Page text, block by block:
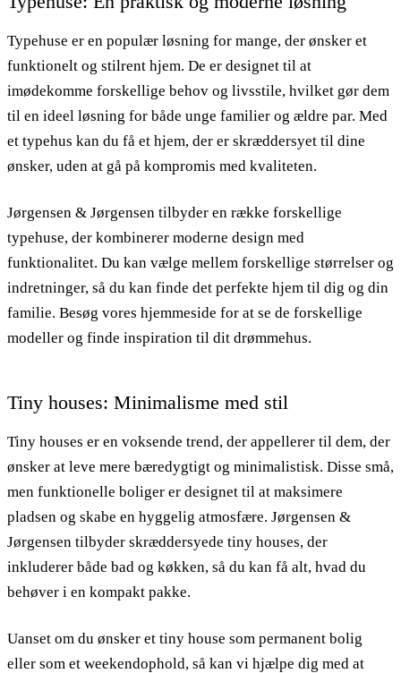
Typehuse er en populær løsning for mange, der ønsker et
funktionelt og stilrent hjem. De er designet til at
imødekomme forskellige behov og livsstile, hvilket gør dem
til en ideel løsning for både unge familier og ældre par. Med
et typehus kan du få et hjem, der er skræddersyet til dine
ønsker, uden at gå på kompromis med kvaliteten.
Jørgensen & Jørgensen tilbyder en række forskellige
typehuse, der kombinerer moderne design med
funktionalitet. Du kan vælge mellem forskellige størrelser og
indretninger, så du kan finde det perfekte hjem til dig og din
familie. Besøg vores hjemmeside for at se de forskellige
modeller og finde inspiration til dit drømmehus.
Tiny houses: Minimalisme med stil
Tiny houses er en voksende trend, der appellerer til dem, der
ønsker at leve mere bæredygtigt og minimalistisk. Disse små,
men funktionelle boliger er designet til at maksimere
pladsen og skabe en hyggelig atmosfære. Jørgensen &
Jørgensen tilbyder skræddersyede tiny houses, der
inkluderer både bad og køkken, så du kan få alt, hvad du
behøver i en kompakt pakke.
Uanset om du ønsker et tiny house som permanent bolig
eller som et weekendophold, så kan vi hjælpe dig med at